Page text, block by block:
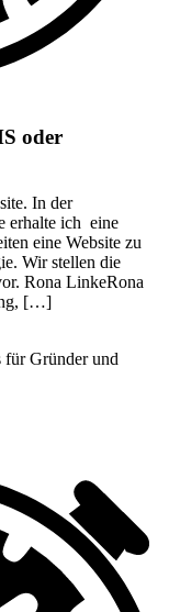
oder
In der
erhalte ich eine
eine Website zu
Wir stellen die
Rona LinkeRona
[…]